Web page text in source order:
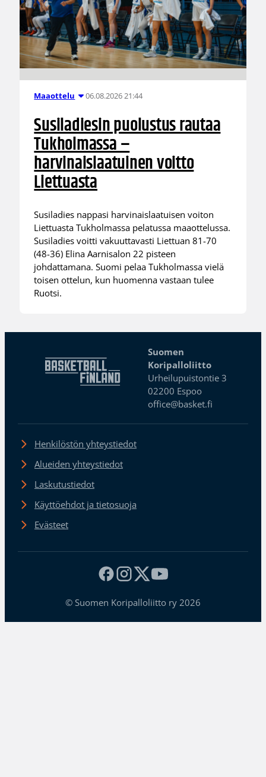
Maaottelu 06.08.2026 21:44
Susiladiesin puolustus rautaa
Tukholmassa –
harvinaislaatuinen voitto
Liettuasta
Susiladies nappasi harvinaislaatuisen voiton
Liettuasta Tukholmassa pelatussa maaottelussa.
Susiladies voitti vakuuttavasti Liettuan 81-70
(48-36) Elina Aarnisalon 22 pisteen
johdattamana. Suomi pelaa Tukholmassa vielä
toisen ottelun, kun huomenna vastaan tulee
Ruotsi.
Suomen
Koripalloliitto
Urheilupuistontie 3
02200 Espoo
office@basket.fi
Henkilöstön yhteystiedot
Alueiden yhteystiedot
Laskutustiedot
Käyttöehdot ja tietosuoja
Evästeet
© Suomen Koripalloliitto ry 2026